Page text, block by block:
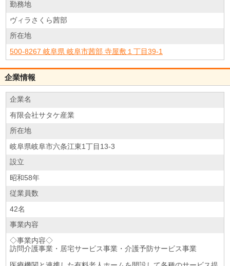
勤務地
ヴィラさくら茜部
所在地
500-8267 岐阜県 岐阜市茜部 寺屋敷１丁目39-1
企業情報
企業名
有限会社サタケ産業
所在地
岐阜県岐阜市六条江東1丁目13-3
設立
昭和58年
従業員数
42名
事業内容
◇事業内容◇
訪問介護事業・居宅サービス事業・介護予防サービス事業